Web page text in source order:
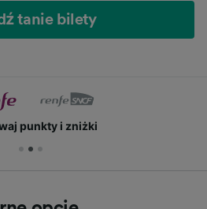
tanie bilety
punkty i zniżki